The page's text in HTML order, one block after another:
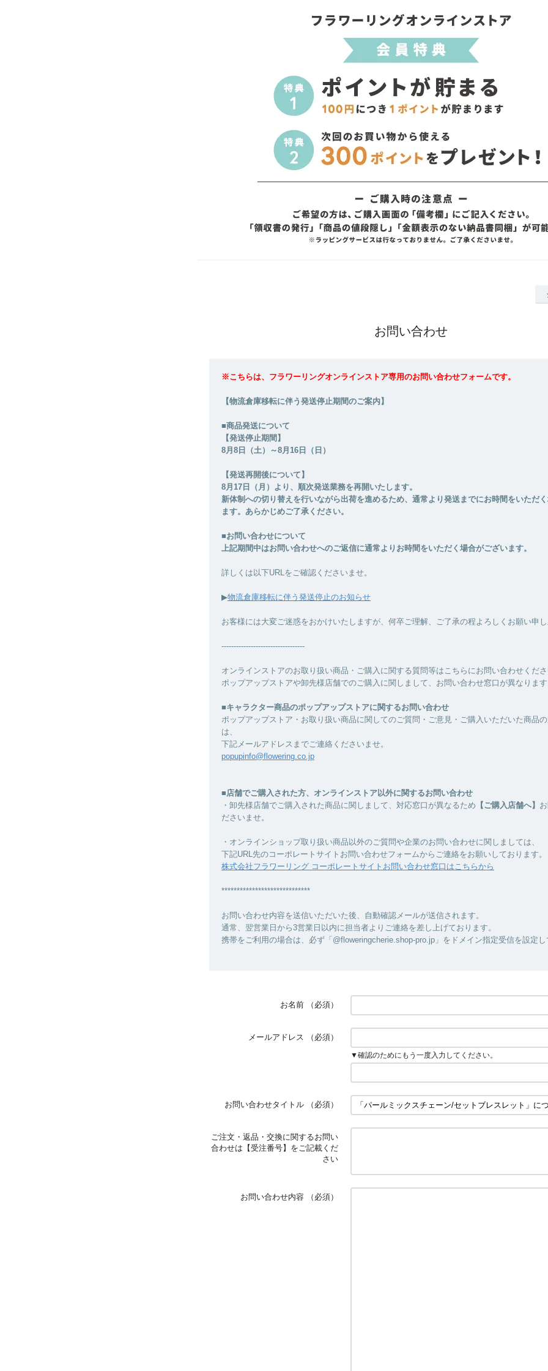
お問い合わせ
※こちらは、フラワーリングオンラインストア専用のお問い合わせフォームです。
【物流倉庫移転に伴う発送停止期間のご案内】
■商品発送について
【発送停止期間】
8月8日（土）～8月16日（日）
【発送再開後について】
8月17日（月）より、順次発送業務を再開いたします。
新体制への切り替えを行いながら出荷を進めるため、通常より発送までにお時間をいただ
ます。あらかじめご了承ください。
■お問い合わせについて
上記期間中はお問い合わせへのご返信に通常よりお時間をいただく場合がございます。
詳しくは以下URLをご確認くださいませ。
▶︎物流倉庫移転に伴う発送停止のお知らせ
お客様には大変ご迷惑をおかけいたしますが、何卒ご理解、ご了承の程よろしくお願い申し
----------------------------------
オンラインストアのお取り扱い商品・ご購入に関する質問等はこちらにお問い合わせくださ
ポップアップストアや卸先様店舗でのご購入に関しまして、お問い合わせ窓口が異なります
■キャラクター商品のポップアップストアに関するお問い合わせ
ポップアップストア・お取り扱い商品に関してのご質問・ご意見・ご購入いただいた商品
は、
下記メールアドレスまでご連絡くださいませ。
popupinfo@flowering.co.jp
■店舗でご購入された方、オンラインストア以外に関するお問い合わせ
・卸先様店舗でご購入された商品に関しまして、対応窓口が異なるため 【ご購入店舗へ】
ださいませ。
・オンラインショップ取り扱い商品以外のご質問や企業のお問い合わせに関しましては、
下記URL先のコーポレートサイトお問い合わせフォームからご連絡をお願いしております。
株式会社フラワーリング コーポレートサイトお問い合わせ窓口はこちらから
*****************************
お問い合わせ内容を送信いただいた後、自動確認メールが送信されます。
通常、翌営業日から3営業日以内に担当者よりご連絡を差し上げております。
携帯をご利用の場合は、必ず「@floweringcherie.shop-pro.jp」をドメイン指定受信を設定し
お名前 （必須）
メールアドレス （必須）
▼確認のためにもう一度入力してください。
お問い合わせタイトル （必須）
ご注文・返品・交換に関するお問い
合わせは【受注番号】をご記載くだ
さい
お問い合わせ内容 （必須）